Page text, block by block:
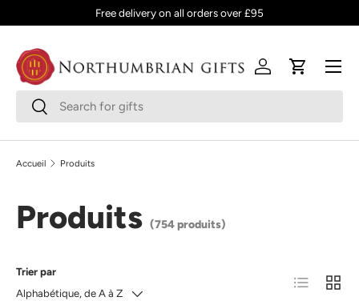
ALLER AU CONTENU
Free delivery on all orders over £95
Recherche
Rechercher
Se connecter
Panier
Menu
Accueil Produits
Produits (754 produits)
Trier par
Alphabétique, de A à Z
Liste Grille